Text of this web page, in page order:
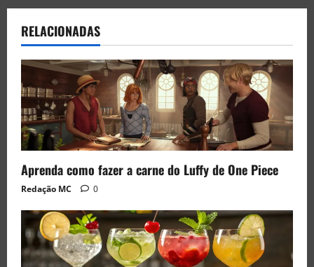
RELACIONADAS
Aprenda como fazer a carne do Luffy de One Piece
Redação MC 0